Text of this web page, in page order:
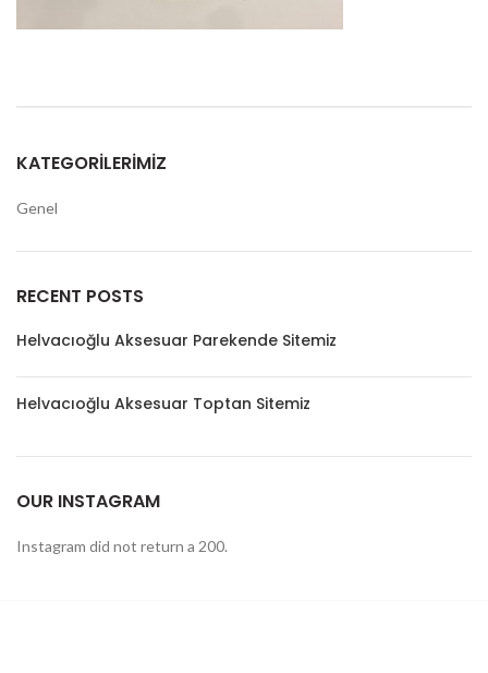
KATEGORILERIMIZ
Genel
RECENT POSTS
Helvacıoğlu Aksesuar Parekende Sitemiz
Helvacıoğlu Aksesuar Toptan Sitemiz
OUR INSTAGRAM
Instagram did not return a 200.